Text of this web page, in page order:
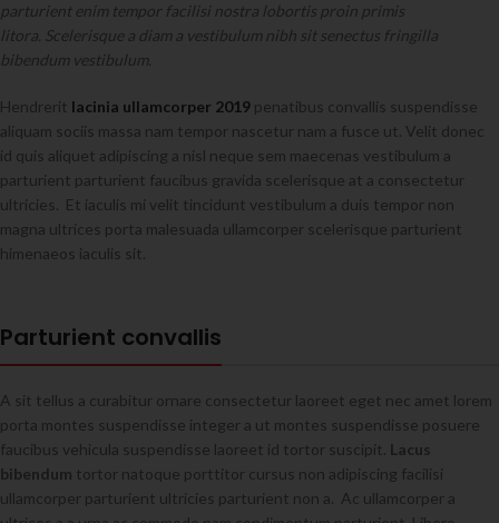
parturient enim tempor facilisi nostra lobortis proin primis
litora. Scelerisque a diam a vestibulum nibh sit senectus fringilla
bibendum vestibulum.
Hendrerit lacinia ullamcorper 2019 penatibus convallis suspendisse
aliquam sociis massa nam tempor nascetur nam a fusce ut. Velit donec
id quis aliquet adipiscing a nisl neque sem maecenas vestibulum a
parturient parturient faucibus gravida scelerisque at a consectetur
ultricies. Et iaculis mi velit tincidunt vestibulum a duis tempor non
magna ultrices porta malesuada ullamcorper scelerisque parturient
himenaeos iaculis sit.
Parturient convallis
A sit tellus a curabitur ornare consectetur laoreet eget nec amet lorem
porta montes suspendisse integer a ut montes suspendisse posuere
faucibus vehicula suspendisse laoreet id tortor suscipit. Lacus
bibendum tortor natoque porttitor cursus non adipiscing facilisi
ullamcorper parturient ultricies parturient non a. Ac ullamcorper a